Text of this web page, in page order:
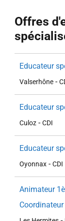
Offres
Educateur
Valserhône -
Educateur
Culoz -CDI
Educateur
Oyonnax -CDI
Animateur